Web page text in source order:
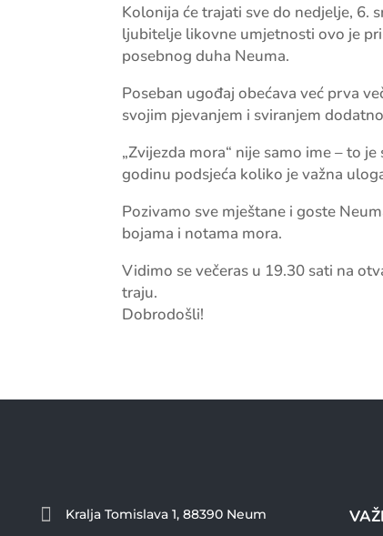
Kolonija će trajati sve do nedjelje, 6.
ljubitelje likovne umjetnosti ovo je
posebnog duha Neuma.
Poseban ugođaj obećava već prva
svojim pjevanjem i sviranjem
„Zvijezda mora“ nije samo ime – to
godinu podsjeća koliko je važna
Pozivamo sve mještane i goste
bojama i notama mora.
Vidimo se večeras u 19.30 sati na
traju.
Dobrodošli!
 Kralja Tomislava 1, 88390 Neum